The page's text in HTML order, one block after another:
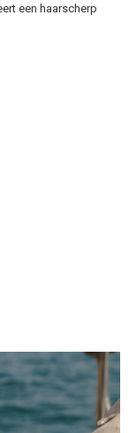
een haarscherp